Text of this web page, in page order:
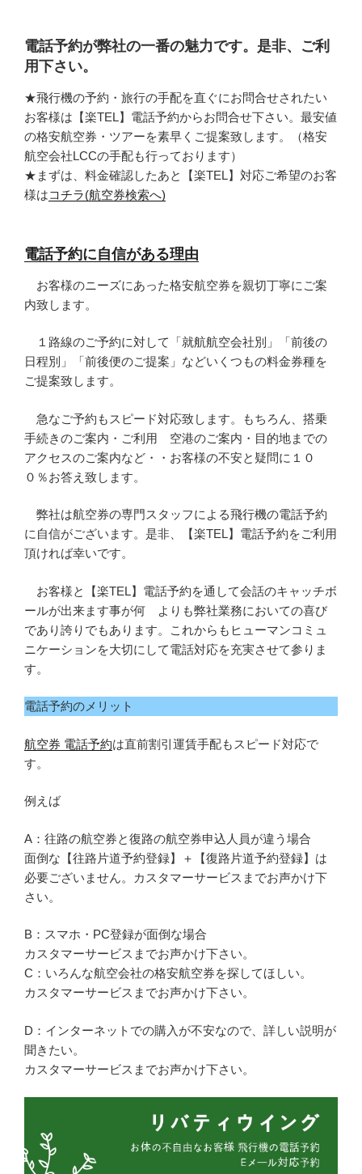
電話予約が弊社の一番の魅力です。是非、ご利
用下さい。
★飛行機の予約・旅行の手配を直ぐにお問合せされたい
お客様は【楽TEL】電話予約からお問合せ下さい。最安値
の格安航空券・ツアーを素早くご提案致します。（格安
航空会社LCCの手配も行っております）
★まずは、料金確認したあと【楽TEL】対応ご希望のお客
様はコチラ(航空券検索へ)
電話予約に自信がある理由
お客様のニーズにあった格安航空券を親切丁寧にご案
内致します。
１路線のご予約に対して「就航航空会社別」「前後の
日程別」「前後便のご提案」などいくつもの料金券種を
ご提案致します。
急なご予約もスピード対応致します。もちろん、搭乗
手続きのご案内・ご利用 空港のご案内・目的地までの
アクセスのご案内など・・お客様の不安と疑問に１０
０％お答え致します。
弊社は航空券の専門スタッフによる飛行機の電話予約
に自信がございます。是非、【楽TEL】電話予約をご利用
頂ければ幸いです。
お客様と【楽TEL】電話予約を通して会話のキャッチボ
ールが出来ます事が何 よりも弊社業務においての喜び
であり誇りでもあります。これからもヒューマンコミュ
ニケーションを大切にして電話対応を充実させて参りま
す。
電話予約のメリット
航空券 電話予約は直前割引運賃手配もスピード対応で
す。
例えば
A：往路の航空券と復路の航空券申込人員が違う場合
面倒な【往路片道予約登録】＋【復路片道予約登録】は
必要ございません。カスタマーサービスまでお声かけ下
さい。
B：スマホ・PC登録が面倒な場合
カスタマーサービスまでお声かけ下さい。
C：いろんな航空会社の格安航空券を探してほしい。
カスタマーサービスまでお声かけ下さい。
D：インターネットでの購入が不安なので、詳しい説明が
聞きたい。
カスタマーサービスまでお声かけ下さい。